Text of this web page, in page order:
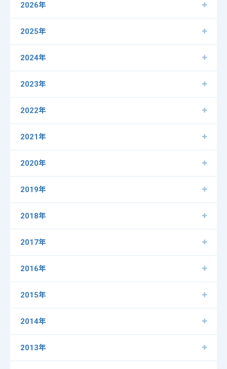
2026年
2025年
2024年
2023年
2022年
2021年
2020年
2019年
2018年
2017年
2016年
2015年
2014年
2013年